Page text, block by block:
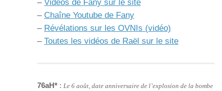
– Vidéos de Fany sur le site
– Chaîne Youtube de Fany
– Révélations sur les OVNIs (vidéo)
– Toutes les vidéos de Raël sur le site
76aH* : Le 6 août, date anniversaire de l’explosion de la bombe